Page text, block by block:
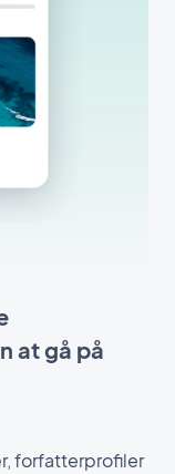
at gå på
forfatterprofiler